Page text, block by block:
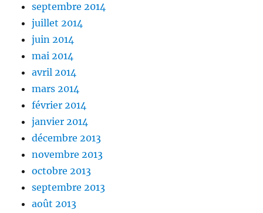
septembre 2014
juillet 2014
juin 2014
mai 2014
avril 2014
mars 2014
février 2014
janvier 2014
décembre 2013
novembre 2013
octobre 2013
septembre 2013
août 2013